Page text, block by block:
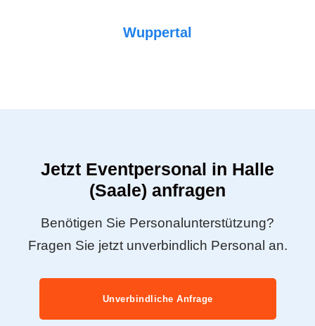
Wuppertal
Jetzt Eventpersonal in Halle
(Saale) anfragen
Benötigen Sie Personalunterstützung?
Fragen Sie jetzt unverbindlich Personal an.
Unverbindliche Anfrage